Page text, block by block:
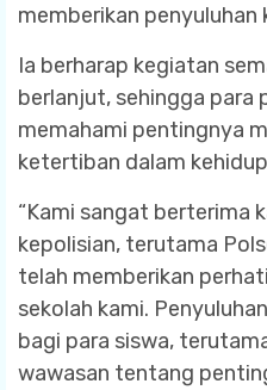
memberikan penyuluhan
Ia berharap kegiatan
berlanjut, sehingga para
memahami pentingnya
ketertiban dalam
“Kami sangat berterima
kepolisian, terutama
telah memberikan
sekolah kami.
bagi para siswa,
wawasan tentang